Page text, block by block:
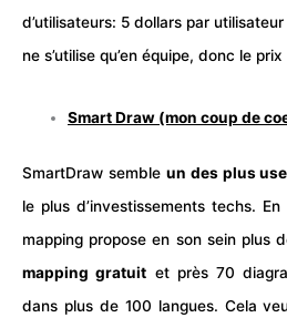
d’utilisateurs: 5 dollars par
ne s’utilise qu’en équipe, donc le
Smart Draw (mon coup de
SmartDraw semble un des plus
le plus d’investissements techs.
mapping propose en son sein plus
mapping gratuit et près 70
dans plus de 100 langues. Cela